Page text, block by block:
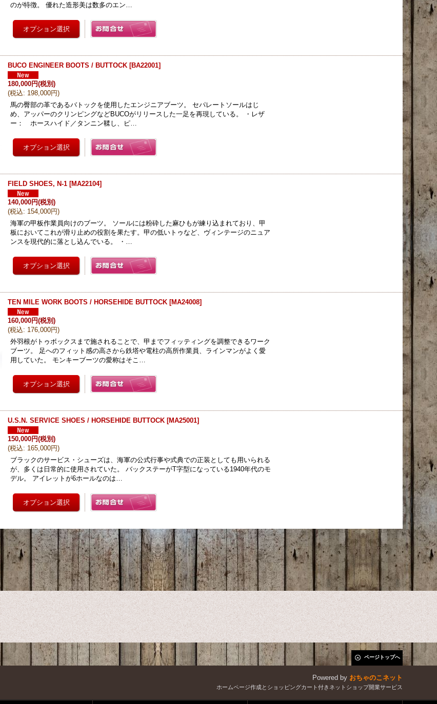
のが特徴。 優れた造形美は数多のエン…
BUCO ENGINEER BOOTS / BUTTOCK [BA22001]
180,000円(税別)
(税込: 198,000円)
馬の臀部の革であるバトックを使用したエンジニアブーツ。 セパレートソールはじ
め、アッパーのクリンピングなどBUCOがリリースした一足を再現している。 ・レザ
ー： ホースハイド／タンニン鞣し、ピ…
FIELD SHOES, N-1 [MA22104]
140,000円(税別)
(税込: 154,000円)
海軍の甲板作業員向けのブーツ。 ソールには粉砕した麻ひもが練り込まれており、甲
板においてこれが滑り止めの役割を果たす。甲の低いトゥなど、ヴィンテージのニュア
ンスを現代的に落とし込んでいる。 ・…
TEN MILE WORK BOOTS / HORSEHIDE BUTTOCK [MA24008]
160,000円(税別)
(税込: 176,000円)
外羽根がトゥボックスまで施されることで、甲までフィッティングを調整できるワーク
ブーツ。 足へのフィット感の高さから鉄塔や電柱の高所作業員、ラインマンがよく愛
用していた。 モンキーブーツの愛称はそこ…
U.S.N. SERVICE SHOES / HORSEHIDE BUTTOCK [MA25001]
150,000円(税別)
(税込: 165,000円)
ブラックのサービス・シューズは、海軍の公式行事や式典での正装としても用いられる
が、多くは日常的に使用されていた。 バックステーがT字型になっている1940年代のモ
デル。 アイレットが6ホールなのは…
ページトップへ
Powered by おちゃのこネット
ホームページ作成とショッピングカート付きネットショップ開業サービス